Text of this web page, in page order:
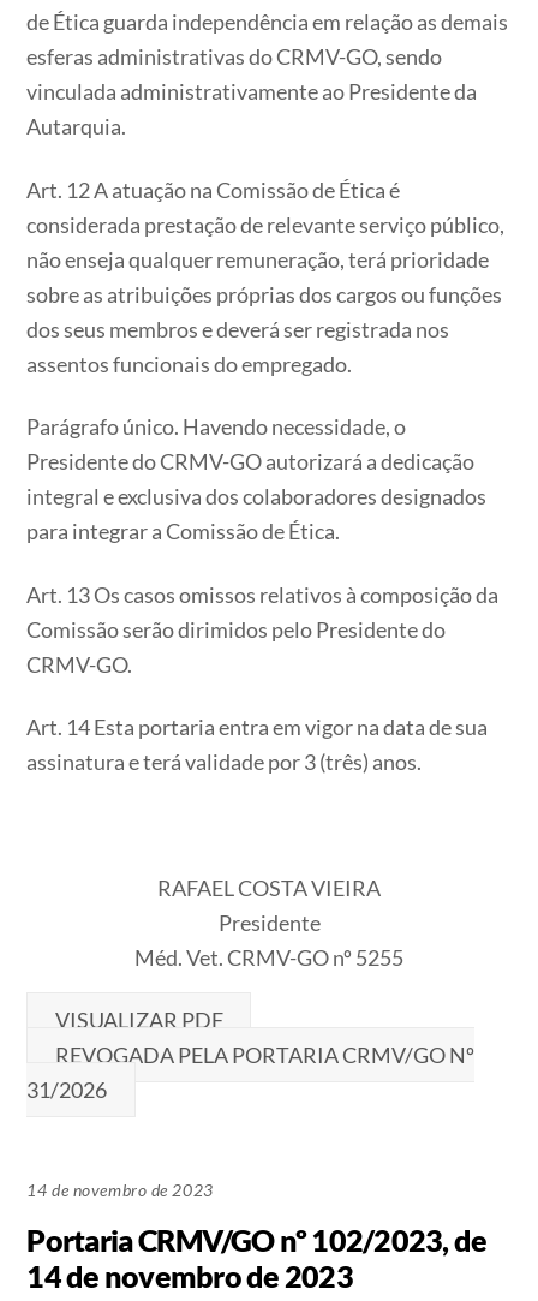
de Ética guarda independência em relação as demais
esferas administrativas do CRMV-GO, sendo
vinculada administrativamente ao Presidente da
Autarquia.
Art. 12 A atuação na Comissão de Ética é
considerada prestação de relevante serviço público,
não enseja qualquer remuneração, terá prioridade
sobre as atribuições próprias dos cargos ou funções
dos seus membros e deverá ser registrada nos
assentos funcionais do empregado.
Parágrafo único. Havendo necessidade, o
Presidente do CRMV-GO autorizará a dedicação
integral e exclusiva dos colaboradores designados
para integrar a Comissão de Ética.
Art. 13 Os casos omissos relativos à composição da
Comissão serão dirimidos pelo Presidente do
CRMV-GO.
Art. 14 Esta portaria entra em vigor na data de sua
assinatura e terá validade por 3 (três) anos.
RAFAEL COSTA VIEIRA
Presidente
Méd. Vet. CRMV-GO nº 5255
VISUALIZAR PDF
REVOGADA PELA PORTARIA CRMV/GO Nº
31/2026
14 de novembro de 2023
Portaria CRMV/GO nº 102/2023, de
14 de novembro de 2023